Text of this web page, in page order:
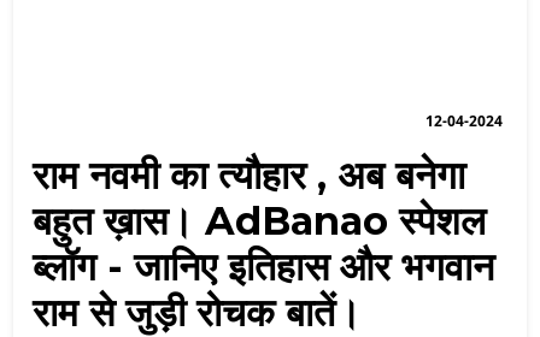
राम नवमी का त्यौहार , अब बनेगा
बहुत ख़ास। AdBanao स्पेशल
ब्लॉग - जानिए इतिहास और भगवान
राम से जुड़ी रोचक बातें।
12-04-2024